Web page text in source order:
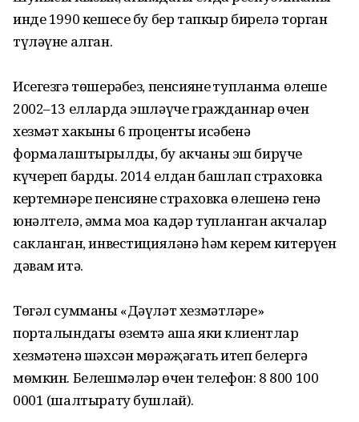
инде 1990 кешесе бу бер тапкыр бирелә торган
түләүне алган.
Исегезгә төшерәбез, пенсиянең тупланма өлеше
2002–13 елларда эшләүче гражданнар өчен
хезмәт хакының 6 проценты исәбенә
формалаштырылды, бу акчаны эш бирүче
күчереп барды. 2014 елдан башлап страховка
кертемнәре пенсиянең страховка өлешенә генә
юнәлтелә, әмма моңа кадәр тупланган акчалар
сакланган, инвестицияләнә һәм керем китерүен
дәвам итә.
Төгәл сумманы «Дәүләт хезмәтләре»
порталындагы өземтә аша яки клиентлар
хезмәтенә шәхсән мөрәҗәгать итеп белергә
мөмкин. Белешмәләр өчен телефон: 8 800 100
0001 (шалтырату бушлай).